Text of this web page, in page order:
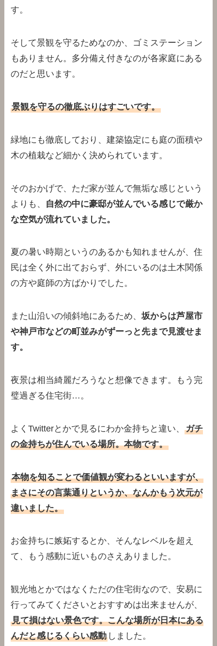
す。
そして景観を守るためなのか、ゴミステーション
もありません。多分備え付きなのが各家庭にある
のだと思います。
景観を守るの徹底ぶりはすごいです。
緑地にも徹底しており、建築協定にも庭の面積や
木の植栽など細かく決められています。
そのおかげで、ただ家が並んで無垢な感じという
よりも、 自然の中に豪邸が並んでいる感じで厳か
な空気が流れていました。
夏の暑い時期というのあるかも知れませんが、住
民は全く外に出ておらず、外にいるのは土木関係
の方や庭師の方ばかりでした。
また山沿いの傾斜地にあるため、坂からは芦屋市
や神戸市などの町並みがずーっと先まで見渡せま
す。
夜景は相当綺麗だろうなと想像できます。もう完
璧過ぎる住宅街…。
よくTwitterとかで見るにわか金持ちと違い、ガチ
の金持ちが住んでいる場所。本物です。
本物を知ることで価値観が変わるといいますが、
まさにその言葉通りというか、なんかもう次元が
違いました。
お金持ちに嫉妬するとか、そんなレベルを超え
て、もう感動に近いものさえありました。
観光地とかではなくただの住宅街なので、安易に
行ってみてくださいとおすすめは出来ませんが、
見て損はない景色です。こんな場所が日本にある
んだと感じるくらい感動 しました。